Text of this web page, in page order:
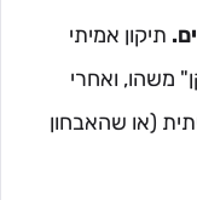
תיקון אמיתי
משהו, ואחרי
(או שהאבחון